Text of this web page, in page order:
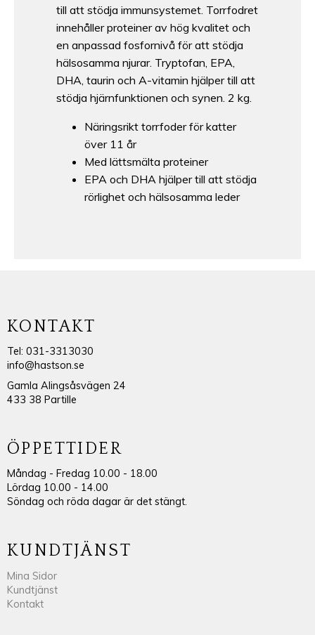
till att stödja immunsystemet. Torrfodret
innehåller proteiner av hög kvalitet och
en anpassad fosfornivå för att stödja
hälsosamma njurar. Tryptofan, EPA,
DHA, taurin och A-vitamin hjälper till att
stödja hjärnfunktionen och synen. 2 kg.
Näringsrikt torrfoder för katter
över 11 år
Med lättsmälta proteiner
EPA och DHA hjälper till att stödja
rörlighet och hälsosamma leder
KONTAKT
Tel: 031-3313030
info@hastson.se
Gamla Alingsåsvägen 24
433 38 Partille
ÖPPETTIDER
Måndag - Fredag 10.00 - 18.00
Lördag 10.00 - 14.00
Söndag och röda dagar är det stängt.
KUNDTJÄNST
Mina Sidor
Kundtjänst
Kontakt